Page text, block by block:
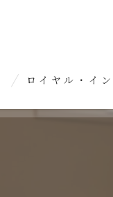
ロイヤル・イ